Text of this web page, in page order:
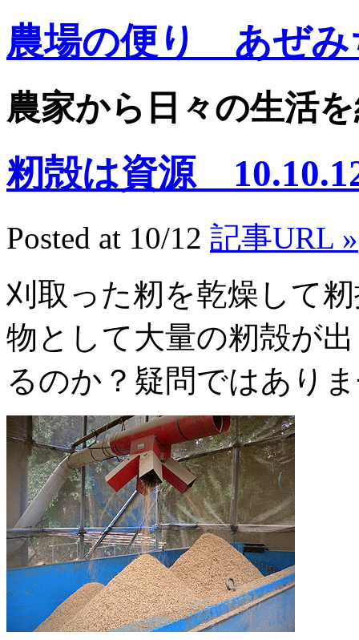
農場の便り あぜみ
農家から日々の生活
籾殻は資源
Posted at 10/12 記事URL »
刈取った籾を乾燥して
物として大量の籾殻が
るのか？疑問ではあり